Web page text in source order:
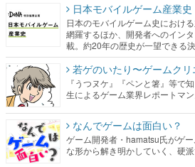
日本モバイルゲーム産業史
日本のモバイルゲーム史におけ
網羅するほか、開発者へのイン
載。約20年の歴史が一望できる
若ゲのいたり〜ゲームク
『うつヌケ』『ペンと箸』等で
生によるゲーム業界レポートマン
なんでゲームは面白い？
ゲーム開発者・hamatsu氏がゲ
な形から解き明かしていく、硬